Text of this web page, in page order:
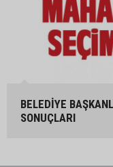
BELEDİYE
SONUÇLARI